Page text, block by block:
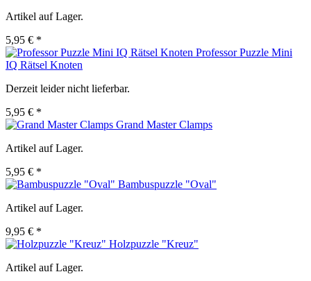
Artikel auf Lager.
5,95 € *
Professor Puzzle Mini
IQ Rätsel Knoten
Derzeit leider nicht lieferbar.
5,95 € *
Grand Master Clamps
Artikel auf Lager.
5,95 € *
Bambuspuzzle "Oval"
Artikel auf Lager.
9,95 € *
Holzpuzzle "Kreuz"
Artikel auf Lager.